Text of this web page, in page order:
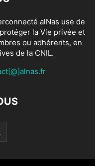
alNas use de
la Vie privée et
ou adhérents, en
de la CNIL.